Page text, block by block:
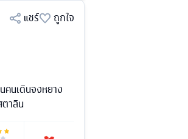
แชร์
ถูกใจ
คนเดินจงหยาง
าลิน